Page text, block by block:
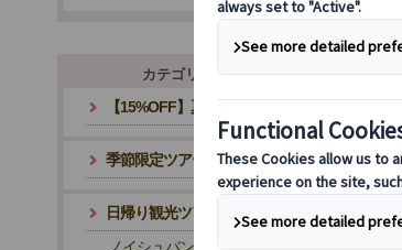
カテゴリ・テーマから探す
【15%OFF】夏旅応援キャンペーン
季節限定ツアー
日帰り観光ツアー